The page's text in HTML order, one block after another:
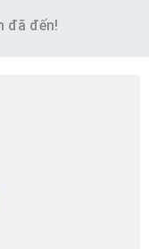
đã đến!